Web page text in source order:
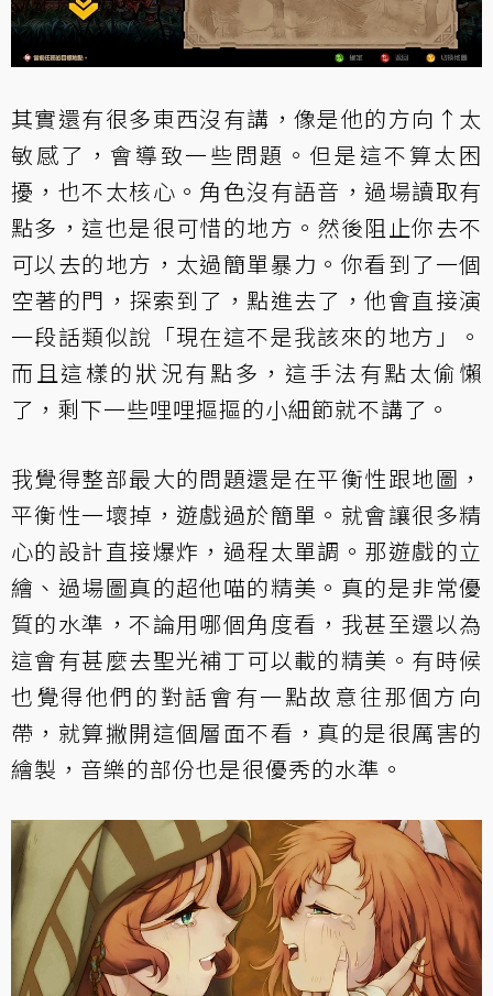
其實還有很多東西沒有講，像是他的方向↑太
敏感了，會導致一些問題。但是這不算太困
擾，也不太核心。角色沒有語音，過場讀取有
點多，這也是很可惜的地方。然後阻止你去不
可以去的地方，太過簡單暴力。你看到了一個
空著的門，探索到了，點進去了，他會直接演
一段話類似說「現在這不是我該來的地方」。
而且這樣的狀況有點多，這手法有點太偷懶
了，剩下一些哩哩摳摳的小細節就不講了。
我覺得整部最大的問題還是在平衡性跟地圖，
平衡性一壞掉，遊戲過於簡單。就會讓很多精
心的設計直接爆炸，過程太單調。那遊戲的立
繪、過場圖真的超他喵的精美。真的是非常優
質的水準，不論用哪個角度看，我甚至還以為
這會有甚麼去聖光補丁可以載的精美。有時候
也覺得他們的對話會有一點故意往那個方向
帶，就算撇開這個層面不看，真的是很厲害的
繪製，音樂的部份也是很優秀的水準。